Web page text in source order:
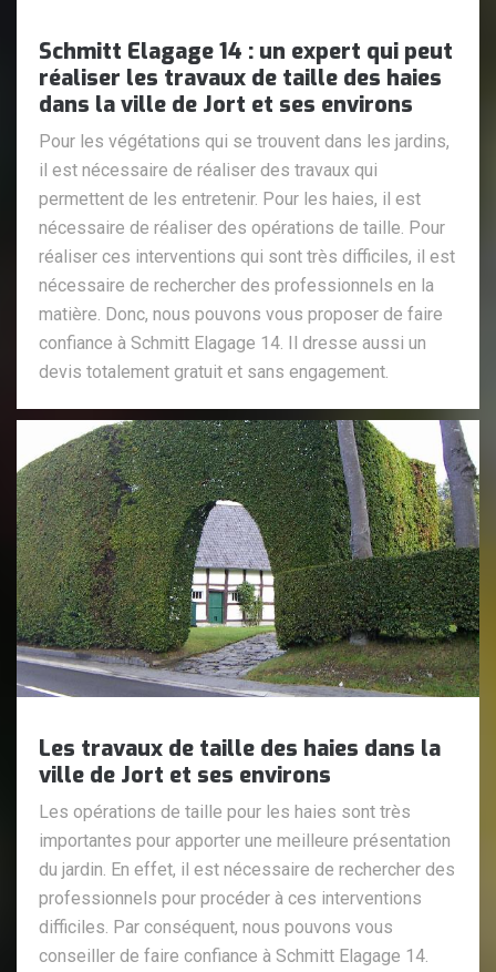
Schmitt Elagage 14 : un expert qui peut
réaliser les travaux de taille des haies
dans la ville de Jort et ses environs
Pour les végétations qui se trouvent dans les jardins,
il est nécessaire de réaliser des travaux qui
permettent de les entretenir. Pour les haies, il est
nécessaire de réaliser des opérations de taille. Pour
réaliser ces interventions qui sont très difficiles, il est
nécessaire de rechercher des professionnels en la
matière. Donc, nous pouvons vous proposer de faire
confiance à Schmitt Elagage 14. Il dresse aussi un
devis totalement gratuit et sans engagement.
Les travaux de taille des haies dans la
ville de Jort et ses environs
Les opérations de taille pour les haies sont très
importantes pour apporter une meilleure présentation
du jardin. En effet, il est nécessaire de rechercher des
professionnels pour procéder à ces interventions
difficiles. Par conséquent, nous pouvons vous
conseiller de faire confiance à Schmitt Elagage 14.